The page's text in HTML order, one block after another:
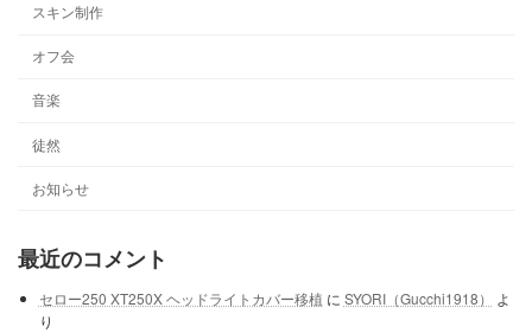
スキン制作
オフ会
音楽
徒然
お知らせ
最近のコメント
セロー250 XT250X ヘッドライトカバー移植 に SYORI（Gucchi1918）
よ
り